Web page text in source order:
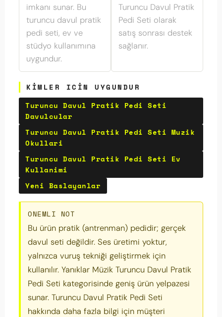
imkanı sunar. Bu
turuncu davul pratik
pedi seti, ev ve
stüdyo kullanımına
uygundur.
Turuncu Davul Pratik
Pedi Seti olarak
satış sonrası destek
sağlanır.
KIMLER ICIN UYGUNDUR
Turuncu Davul Pratik Pedi Seti
Davulcular
Turuncu Davul Pratik Pedi Seti Muzik
Okullari
Turuncu Davul Pratik Pedi Seti Ev
Kullanimi
Yeni Baslayanlar
ONEMLI NOT
Bu ürün pratik (antrenman) pedidir; gerçek
davul seti değildir. Ses üretimi yoktur,
yalnızca vuruş tekniği geliştirmek için
kullanılır. Yanıklar Müzik Turuncu Davul Pratik
Pedi Seti kategorisinde geniş ürün yelpazesi
sunar. Turuncu Davul Pratik Pedi Seti
hakkında daha fazla bilgi için müşteri